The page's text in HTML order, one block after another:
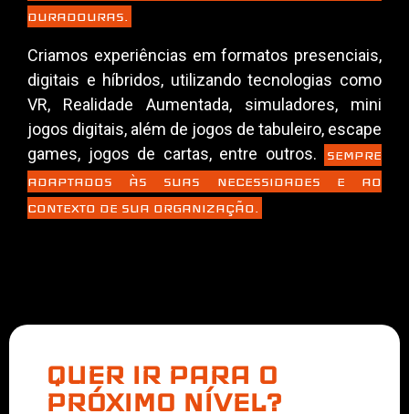
DURADOURAS.
Criamos experiências em formatos presenciais,
digitais e híbridos, utilizando tecnologias como
VR, Realidade Aumentada, simuladores, mini
jogos digitais, além de jogos de tabuleiro, escape
games, jogos de cartas, entre outros.
SEMPRE
ADAPTADOS ÀS SUAS NECESSIDADES E AO
CONTEXTO DE SUA ORGANIZAÇÃO.
QUER IR PARA O
PRÓXIMO NÍVEL?